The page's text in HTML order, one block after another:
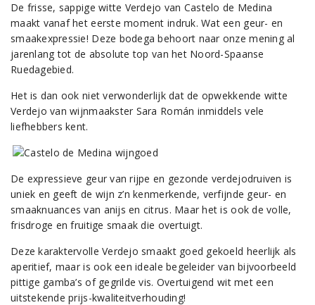
De frisse, sappige witte Verdejo van Castelo de Medina
maakt vanaf het eerste moment indruk. Wat een geur- en
smaakexpressie! Deze bodega behoort naar onze mening al
jarenlang tot de absolute top van het Noord-Spaanse
Ruedagebied.
Het is dan ook niet verwonderlijk dat de opwekkende witte
Verdejo van wijnmaakster Sara Román inmiddels vele
liefhebbers kent.
De expressieve geur van rijpe en gezonde verdejodruiven is
uniek en geeft de wijn z’n kenmerkende, verfijnde geur- en
smaaknuances van anijs en citrus. Maar het is ook de volle,
frisdroge en fruitige smaak die overtuigt.
Deze karaktervolle Verdejo smaakt goed gekoeld heerlijk als
aperitief, maar is ook een ideale begeleider van bijvoorbeeld
pittige gamba’s of gegrilde vis. Overtuigend wit met een
uitstekende prijs-kwaliteitverhouding!